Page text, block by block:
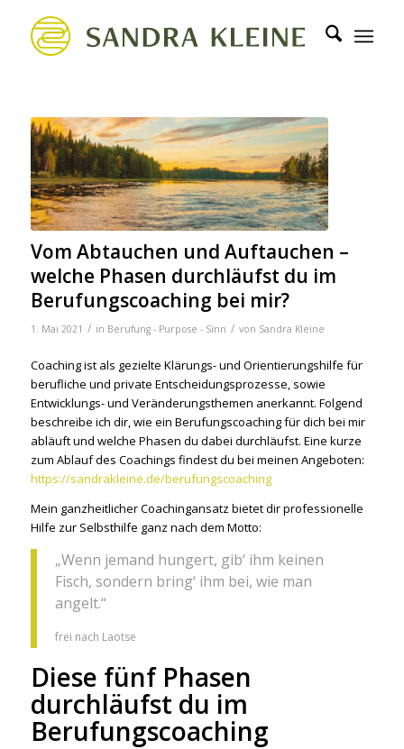
Vom Abtauchen und Auftauchen –
welche Phasen durchläufst du im
Berufungscoaching bei mir?
1. Mai 2021 / in Berufung - Purpose - Sinn / von Sandra Kleine
Coaching ist als gezielte Klärungs- und Orientierungshilfe für
berufliche und private Entscheidungsprozesse, sowie
Entwicklungs- und Veränderungsthemen anerkannt. Folgend
beschreibe ich dir, wie ein Berufungscoaching für dich bei mir
abläuft und welche Phasen du dabei durchläufst. Eine kurze
zum Ablauf des Coachings findest du bei meinen Angeboten:
https://sandrakleine.de/berufungscoaching
Mein ganzheitlicher Coachingansatz bietet dir professionelle
Hilfe zur Selbsthilfe ganz nach dem Motto:
„Wenn jemand hungert, gib‘ ihm keinen
Fisch, sondern bring‘ ihm bei, wie man
angelt.“
frei nach Laotse
Diese fünf Phasen
durchläufst du im
Berufungscoaching